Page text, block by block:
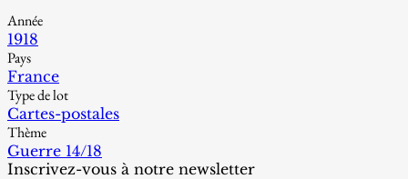
Année
1918
Pays
France
Type de lot
Cartes-postales
Thème
Guerre 14/18
Inscrivez-vous à notre newsletter